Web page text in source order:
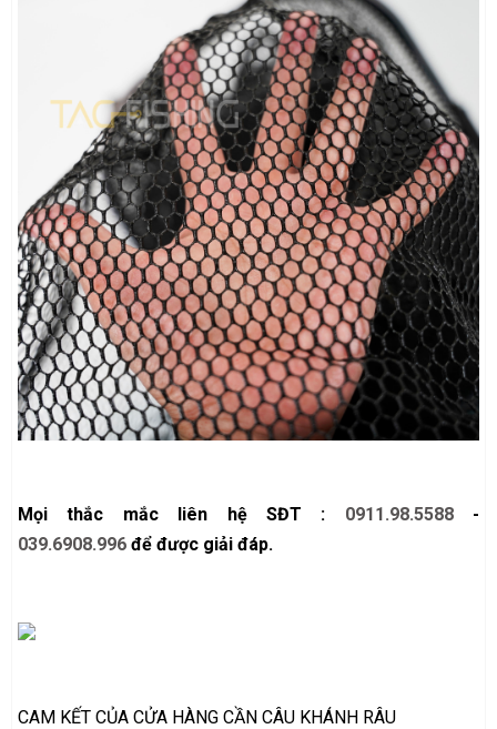
Mọi thắc mắc liên hệ SĐT : 0911.98.5588-
039.6908.996 để được giải đáp.
CAM KẾT CỦA CỬA HÀNG CẦN CÂU KHÁNH RÂU